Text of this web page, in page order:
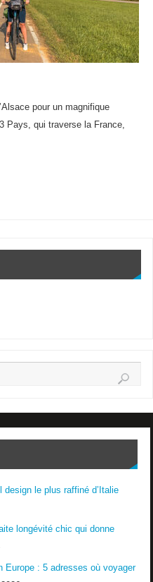
pour un magnifique
Pays, qui traverse la France,
design le plus raffiné d’Italie
longévité chic qui donne
Europe : 5 adresses où voyager